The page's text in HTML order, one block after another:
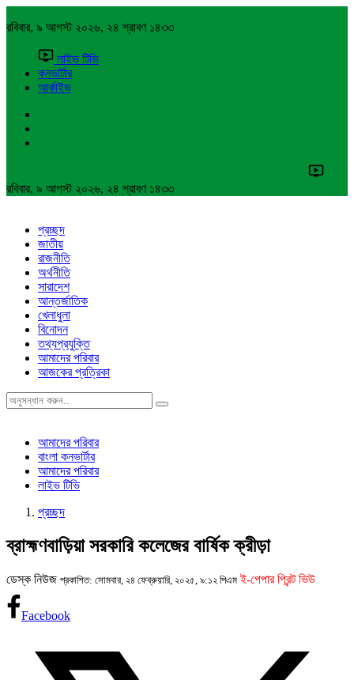
রবিবার, ৯ আগস্ট ২০২৬, ২৪ শ্রাবণ ১৪৩৩
লাইভ টিভি
কনভার্টার
আর্কাইভ
রবিবার, ৯ আগস্ট ২০২৬, ২৪ শ্রাবণ ১৪৩৩
প্রচ্ছদ
জাতীয়
রাজনীতি
অর্থনীতি
সারাদেশ
আন্তর্জাতিক
খেলাধুলা
বিনোদন
তথ্যপ্রযুক্তি
আমাদের পরিবার
আজকের প্রত্রিকা
আমাদের পরিবার
বাংলা কনভার্টার
আমাদের পরিবার
লাইভ টিভি
প্রচ্ছদ
ব্রাহ্মণবাড়িয়া সরকারি কলেজের বার্ষিক ক্রীড়া
ডেস্ক নিউজ প্রকাশিত: সোমবার, ২৪ ফেব্রুয়ারি, ২০২৫, ৯:১২ পিএম ই-পেপার প্রিন্ট ভিউ
Facebook